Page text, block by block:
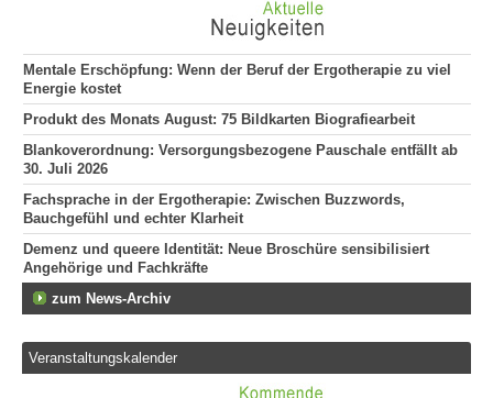
Mentale Erschöpfung: Wenn der Beruf der Ergotherapie zu viel
Energie kostet
Produkt des Monats August: 75 Bildkarten Biografiearbeit
Blankoverordnung: Versorgungsbezogene Pauschale entfällt ab
30. Juli 2026
Fachsprache in der Ergotherapie: Zwischen Buzzwords,
Bauchgefühl und echter Klarheit
Demenz und queere Identität: Neue Broschüre sensibilisiert
Angehörige und Fachkräfte
zum News-Archiv
Veranstaltungskalender